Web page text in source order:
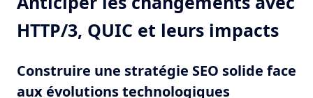
HTTP/3, QUIC et leurs impacts
Construire une stratégie SEO solide face
aux évolutions technologiques